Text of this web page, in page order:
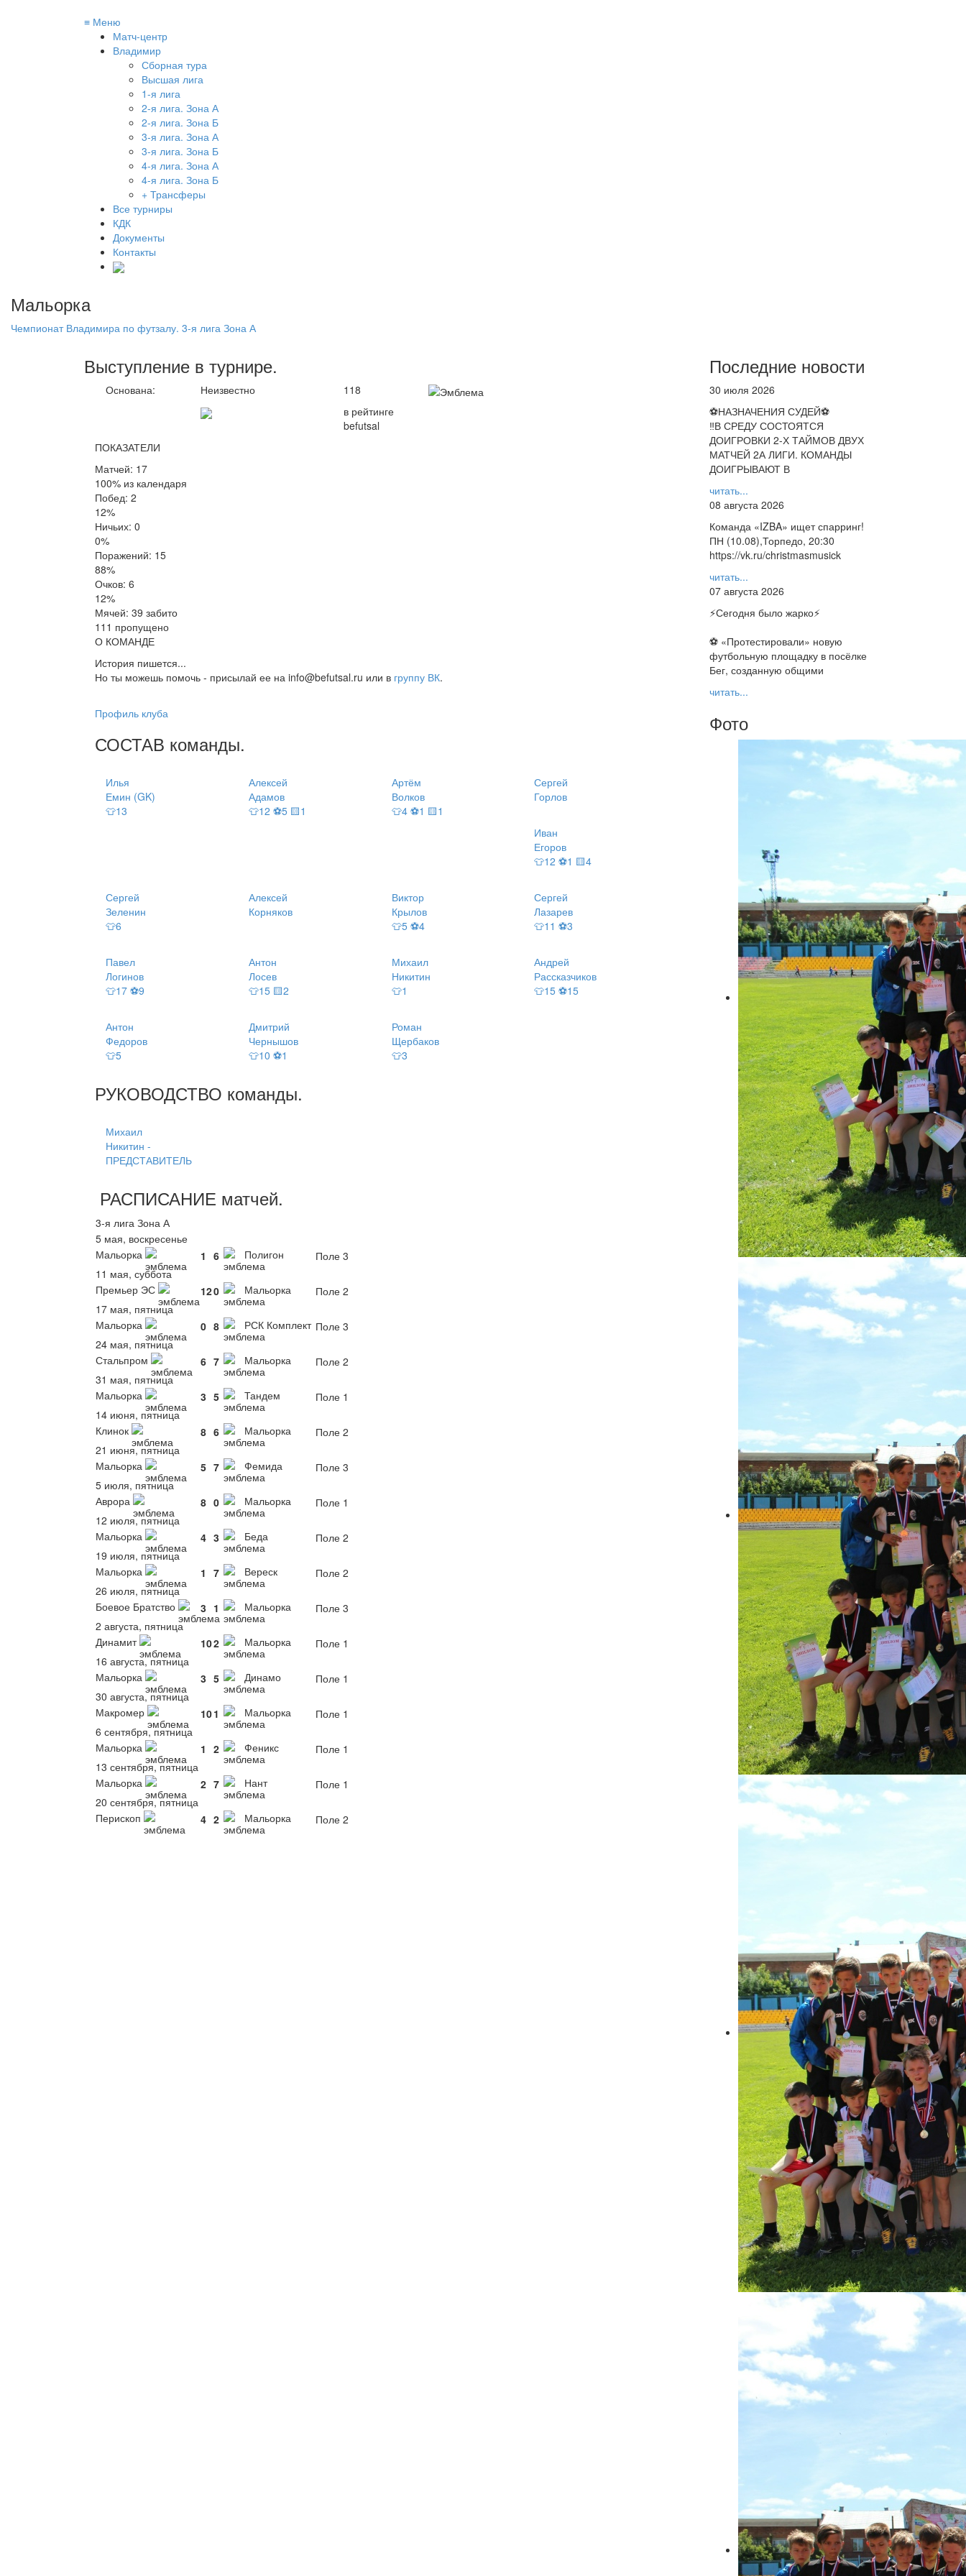
≡ Меню
Матч-центр
Владимир
Сборная тура
Высшая лига
1-я лига
2-я лига. Зона А
2-я лига. Зона Б
3-я лига. Зона А
3-я лига. Зона Б
4-я лига. Зона А
4-я лига. Зона Б
+ Трансферы
Все турниры
КДК
Документы
Контакты
Мальорка
Чемпионат Владимира по футзалу. 3-я лига Зона А
Выступление в турнире.
Основана: Неизвестно
118
в рейтинге
befutsal
ПОКАЗАТЕЛИ
Матчей: 17
100% из календаря
Побед: 2
12%
Ничьих: 0
0%
Поражений: 15
88%
Очков: 6
12%
Мячей: 39 забито
111 пропущено
О КОМАНДЕ
История пишется...
Но ты можешь помочь - присылай ее на info@befutsal.ru или в группу ВК.
Профиль клуба
СОСТАВ команды.
Илья
Емин (GK)
👕13
Алексей
Адамов
👕12 ⚽5 🟨1
Артём
Волков
👕4 ⚽1 🟨1
Сергей
Горлов
Иван
Егоров
👕12 ⚽1 🟨4
Сергей
Зеленин
👕6
Алексей
Корняков
Виктор
Крылов
👕5 ⚽4
Сергей
Лазарев
👕11 ⚽3
Павел
Логинов
👕17 ⚽9
Антон
Лосев
👕15 🟨2
Михаил
Никитин
👕1
Андрей
Рассказчиков
👕15 ⚽15
Антон
Федоров
👕5
Дмитрий
Чернышов
👕10 ⚽1
Роман
Щербаков
👕3
РУКОВОДСТВО команды.
Михаил
Никитин -
ПРЕДСТАВИТЕЛЬ
РАСПИСАНИЕ матчей.
3-я лига Зона А
5 мая, воскресенье
Мальорка
1 6 Полигон
Поле 3
11 мая, суббота
Премьер ЭС
120 Мальорка
Поле 2
17 мая, пятница
Мальорка
0 8 РСК Комплект Поле 3
24 мая, пятница
Стальпром
6 7 Мальорка
Поле 2
31 мая, пятница
Мальорка
3 5 Тандем
Поле 1
14 июня, пятница
Клинок
8 6 Мальорка
Поле 2
21 июня, пятница
Мальорка
5 7 Фемида
Поле 3
5 июля, пятница
Аврора
8 0 Мальорка
Поле 1
12 июля, пятница
Мальорка
4 3 Беда
Поле 2
19 июля, пятница
Мальорка
1 7 Вереск
Поле 2
26 июля, пятница
Боевое Братство
3 1 Мальорка
Поле 3
2 августа, пятница
Динамит
102 Мальорка
Поле 1
16 августа, пятница
Мальорка
3 5 Динамо
Поле 1
30 августа, пятница
Макромер
101 Мальорка
Поле 1
6 сентября, пятница
Мальорка
1 2 Феникс
Поле 1
13 сентября, пятница
Мальорка
2 7 Нант
Поле 1
20 сентября, пятница
Перископ
4 2 Мальорка Поле 2
Последние новости
30 июля 2026
⚽НАЗНАЧЕНИЯ СУДЕЙ⚽
‼В СРЕДУ СОСТОЯТСЯ
ДОИГРОВКИ 2-Х ТАЙМОВ ДВУХ
МАТЧЕЙ 2А ЛИГИ. КОМАНДЫ
ДОИГРЫВАЮТ В
читать...
08 августа 2026
Команда «IZBA» ищет спарринг!
ПН (10.08),Торпедо, 20:30
https://vk.ru/christmasmusick
читать...
07 августа 2026
⚡️Сегодня было жарко⚡️
⚽ ️«Протестировали» новую
футбольную площадку в посёлке
Бег, созданную общими
читать...
Фото